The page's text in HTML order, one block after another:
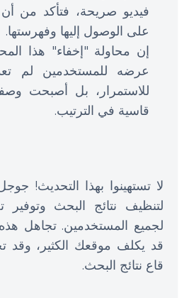
فيديو صريحة، فتأكد من
على الوصول إليها وفهرستها.
إن محاولة "إخفاء" هذا
عرضه للمستخدمين لم تعد
للاستمرار، بل أصبحت
قاسية في الترتيب.
لا تستهينوا بهذا التحديث!
لتنظيف نتائج البحث وتوفير
لجميع المستخدمين. تجاهل هذه
قد يكلف موقعك الكثير،
قاع نتائج البحث.